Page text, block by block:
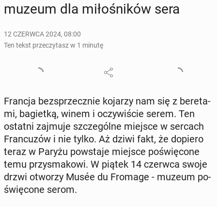
muzeum dla mi­ło­śni­ków sera
12 CZERWCA 2024, 08:00
Ten tekst przeczytasz w 1 minutę
Francja bez­sprzecz­nie kojarzy nam się z be­re­ta­
mi, ba­giet­ką, winem i oczy­wi­ście serem. Ten
ostatni zajmuje szcze­gól­ne miejsce w sercach
Fran­cu­zów i nie tylko. Aż dziwi fakt, że dopiero
teraz w Paryżu po­wsta­je miejsce po­świę­co­ne
temu przy­sma­ko­wi. W piątek 14 czerwca swoje
drzwi otworzy Musée du Fromage - muzeum po­
świę­co­ne serom.